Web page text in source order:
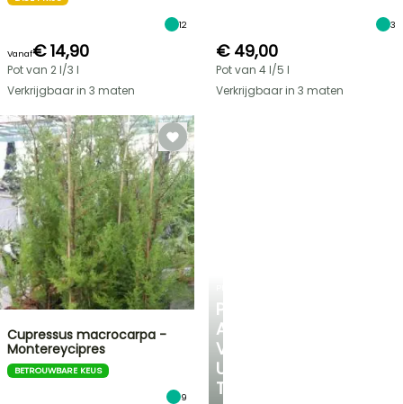
PERSOONLIJK
ADVIES
VOOR
UW
TUIN
12
Vanaf€ 14,90
Pot van 2 l/3 l
Verkrijgbaar in 3 maten
3
€ 49,00
Pot van 4 l/5 l
Verkrijgbaar in 3 maten
Cupressus macrocarpa -
Montereycipres
BETROUWBARE KEUS
9